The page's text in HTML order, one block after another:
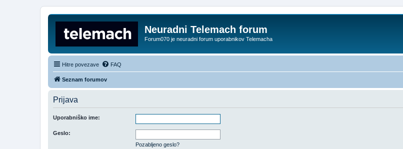
Neuradni Telemach forum
Forum070 je neuradni forum uporabnikov Telemacha
Hitre povezave FAQ
Seznam forumov
Prijava
Uporabniško ime:
Geslo:
Pozabljeno geslo?